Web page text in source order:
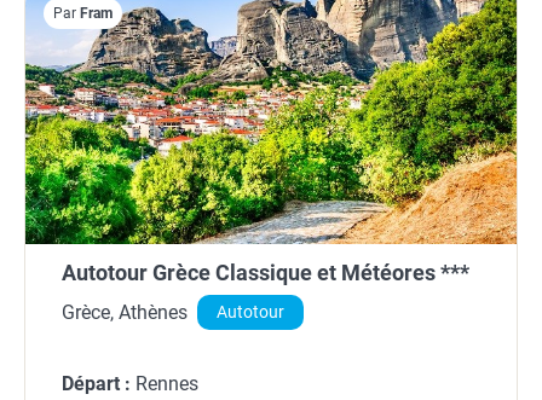
Par Fram
Autotour Grèce Classique et Météores ***
Grèce, Athènes Autotour
Départ : Rennes